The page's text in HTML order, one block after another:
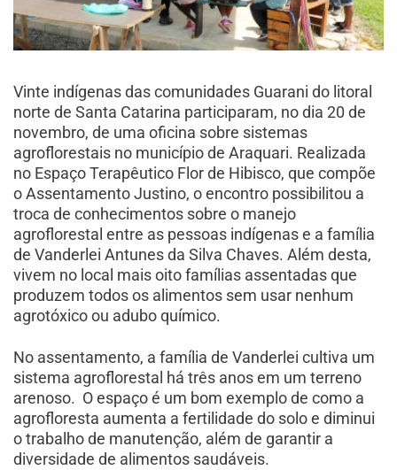
Vinte indígenas das comunidades Guarani do litoral
norte de Santa Catarina participaram, no dia 20 de
novembro, de uma oficina sobre sistemas
agroflorestais no município de Araquari. Realizada
no Espaço Terapêutico Flor de Hibisco, que compõe
o Assentamento Justino, o encontro possibilitou a
troca de conhecimentos sobre o manejo
agroflorestal entre as pessoas indígenas e a família
de Vanderlei Antunes da Silva Chaves. Além desta,
vivem no local mais oito famílias assentadas que
produzem todos os alimentos sem usar nenhum
agrotóxico ou adubo químico.
No assentamento, a família de Vanderlei cultiva um
sistema agroflorestal há três anos em um terreno
arenoso. O espaço é um bom exemplo de como a
agrofloresta aumenta a fertilidade do solo e diminui
o trabalho de manutenção, além de garantir a
diversidade de alimentos saudáveis.